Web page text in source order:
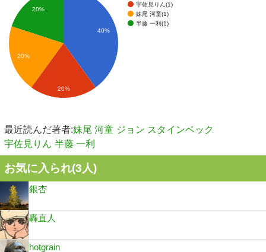
宇佐見りん(1)
妹尾 河童(1)
半藤 一利(1)
40%
20%
20%
20%
最近読んだ著者:妹尾 河童 ジョン スタインベック
宇佐見りん 半藤 一利
お気に入られ(3人)
銀杏
轟直人
hotgrain